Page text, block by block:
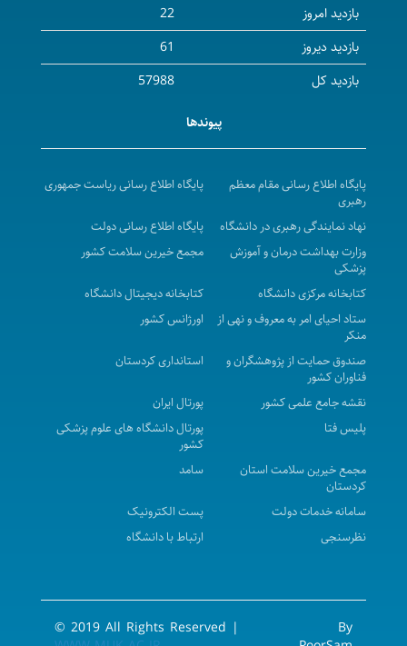
نظام‌های دانشگاهی
دومین جشنواره ملی فناوری‌های توانبخشی
فراخوان اولین رویداد توسعه‌ی فناوری‌های نوین
یازدهمین کنگره تخصصی و بین المللی کنترل عفونت و
استریلیزاسیون، مواد و تجهیزات پزشکی
نخبگان
پانزدهمین کنگره پیشگامان پیشرفت
چهارمین گردهمایی بین المللی و هشتمین سمینار ایدز
8 الی 10 آذر ماه 1402 با امتیاز بازآموزی
واکاوی پدیده خودسوزی زنان در غرب کشور
هفتمین کنفرانس بین‌المللی مدیریت، گردشگری و
همایش بهره وری در حوزه سلامت
چهاردهمین کنگره بین المللی بیماری های غدد درون ریز
و متابولیسم مرکز همایشهای بین‌المللی دانشگاه شهید
بازدید امروز
22
بازدید دیروز
61
بازدید کل
57988
پیوندها
پایگاه اطلاع رسانی مقام معظم
رهبری
پایگاه اطلاع رسانی ریاست جمهوری
نهاد نمایندگی رهبری در دانشگاه
پایگاه اطلاع رسانی دولت
وزارت بهداشت درمان و آموزش
پزشکی
مجمع خیرین سلامت کشور
کتابخانه مرکزی دانشگاه
کتابخانه دیجیتال دانشگاه
ستاد احیای امر به معروف و نهی از
منکر
اورژانس کشور
صندوق حمایت از پژوهشگران و
فناوران کشور
استانداری کردستان
نقشه جامع علمی کشور
پورتال ایران
پلیس فتا
پورتال دانشگاه های علوم پزشکی
کشور
مجمع خیرین سلامت استان
کردستان
سامد
سامانه خدمات دولت
پست الکترونیک
نظرسنجی
ارتباط با دانشگاه
By
© 2019 All Rights Reserved |